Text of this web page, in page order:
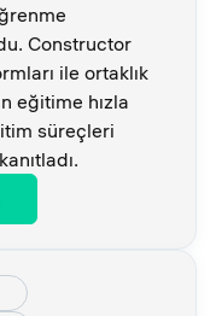
Constructor
ile ortaklık
eğitime hızla
süreçleri